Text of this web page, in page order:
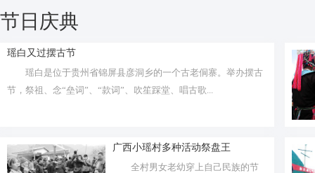
节日庆典
瑶白又过摆古节
瑶白是位于贵州省锦屏县彦洞乡的一个古老侗寨。举办摆古
节，祭祖、念“垒词”、“款词”、吹笙踩堂、唱古歌...
广西小瑶村多种活动祭盘王
全村男女老幼穿上自己民族的节